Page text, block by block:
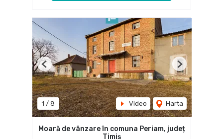
1 / 8 Video Harta
Previous Next
Moară de vânzare în comuna Periam, județ
Timiș